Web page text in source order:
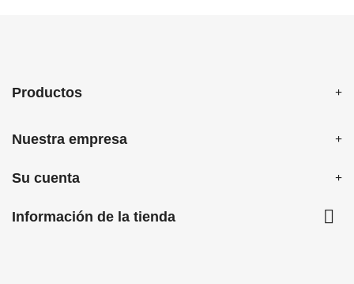
Productos
Nuestra empresa
Su cuenta
Información de la tienda 